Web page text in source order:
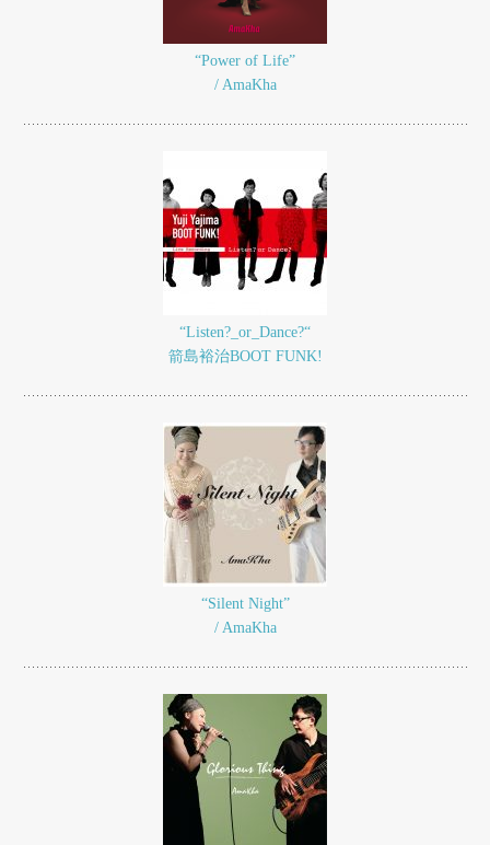
“Power of Life”
/ AmaKha
“Listen?_or_Dance?“
箭島裕治BOOT FUNK!
“Silent Night”
/ AmaKha